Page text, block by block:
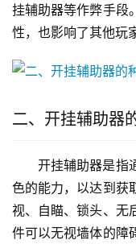
挂辅助器等作弊手段
性，也影响了其他玩
二、开挂辅助器
开挂辅助器是指
色的能力，以达到获
视、自瞄、锁头、无
件可以无视墙体的障